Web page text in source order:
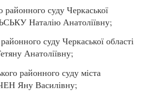
районного суду Черкаської
Наталію Анатоліївну;
суду Черкаської області
Анатоліївну;
районного суду міста
Яну Василівну;